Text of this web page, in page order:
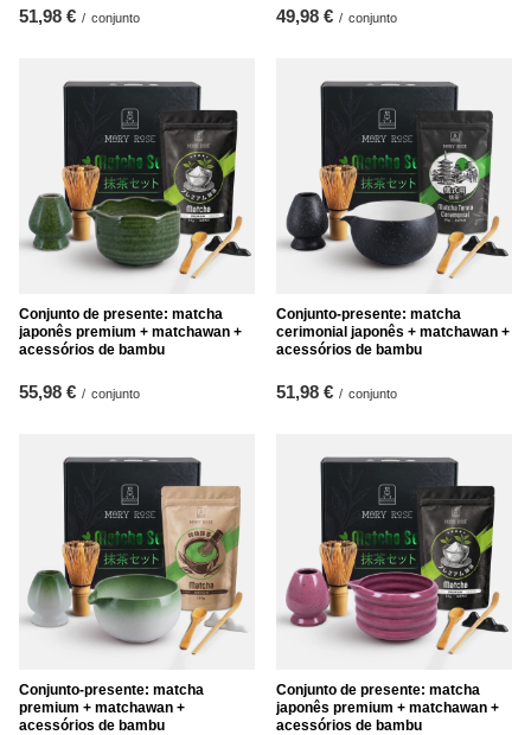
51,98 € / conjunto 49,98 € / conjunto
Conjunto de presente: matcha
japonês premium + matchawan +
acessórios de bambu
55,98 € / conjunto
Conjunto-presente: matcha
cerimonial japonês + matchawan +
acessórios de bambu
51,98 € / conjunto
Conjunto-presente: matcha
premium + matchawan +
acessórios de bambu
Conjunto de presente: matcha
japonês premium + matchawan +
acessórios de bambu